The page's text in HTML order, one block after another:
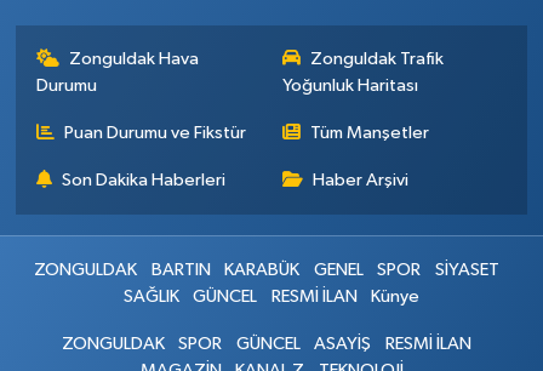
Zonguldak Hava
Durumu
Zonguldak Trafik
Yoğunluk Haritası
Puan Durumu ve Fikstür Tüm Manşetler
Son Dakika Haberleri Haber Arşivi
ZONGULDAK BARTIN KARABÜK GENEL SPOR
SİYASET
SAĞLIK
GÜNCEL RESMİ İLAN Künye
ZONGULDAK SPOR GÜNCEL ASAYİŞ
RESMİ İLAN